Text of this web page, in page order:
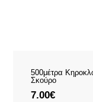
500μέτρα
Σκούρο
7.00€